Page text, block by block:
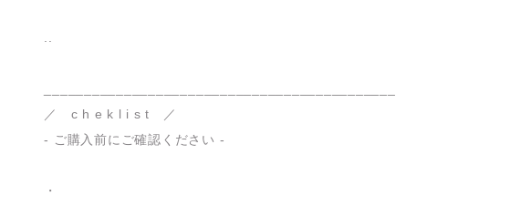
／ c h e k l i s t ／
- ご購入前にご確認ください -
・